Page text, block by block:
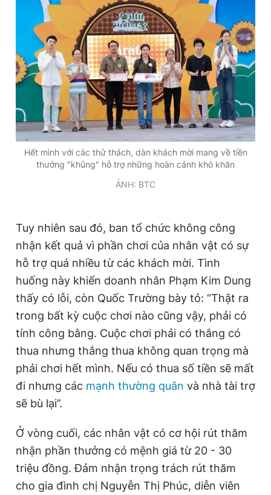
Hết mình với các thử thách, dàn khách mời mang về tiền
thưởng "khủng" hỗ trợ những hoàn cảnh khó khăn
ẢNH: BTC
Tuy nhiên sau đó, ban tổ chức không công
nhận kết quả vì phần chơi của nhân vật có sự
hỗ trợ quá nhiều từ các khách mời. Tình
huống này khiến doanh nhân Phạm Kim Dung
thấy có lỗi, còn Quốc Trường bày tỏ: “Thật ra
trong bất kỳ cuộc chơi nào cũng vậy, phải có
tính công bằng. Cuộc chơi phải có thắng có
thua nhưng thắng thua không quan trọng mà
phải chơi hết mình. Nếu có thua số tiền sẽ mất
đi nhưng các mạnh thường quân và nhà tài trợ
sẽ bù lại”.
Ở vòng cuối, các nhân vật có cơ hội rút thăm
nhận phần thưởng có mệnh giá từ 20 - 30
triệu đồng. Đảm nhận trọng trách rút thăm
cho gia đình chị Nguyễn Thị Phúc, diễn viên